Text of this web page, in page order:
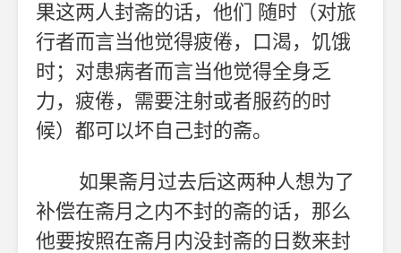
果这两人封斋的话，他们 随时（对旅
行者而言当他觉得疲倦，口渴，饥饿
时；对患病者而言当他觉得全身乏
力，疲倦，需要注射或者服药的时
候）都可以坏自己封的斋。
如果斋月过去后这两种人想为了
补偿在斋月之内不封的斋的话，那么
他要按照在斋月内没封斋的日数来封